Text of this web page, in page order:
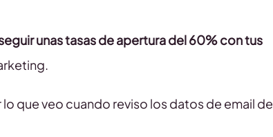
unas tasas de apertura del 60% con tus
que veo cuando reviso los datos de email de